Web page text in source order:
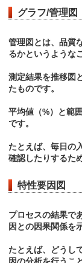
グラフ/管理図
管理図とは、品質
るかというような
測定結果を推移図
たものです。
平均値（%）と範
です。
たとえば、毎日の
確認したりするた
特性要因図
プロセスの結果で
因との因果関係を
たとえば、どうし